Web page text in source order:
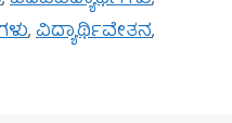
,ವಿದ್ಯಾರ್ಥಿವೇತನ,